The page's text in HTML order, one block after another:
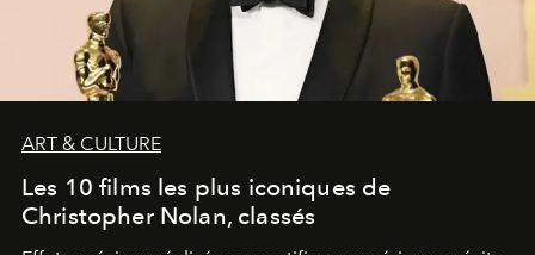
ART & CULTURE
Les 10 films les plus iconiques de
Christopher Nolan, classés